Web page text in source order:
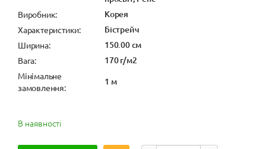
Виробник: Корея
Характеристики: Бістрейч
Ширина: 150.00 см
Вага: 170 г/м2
Мінімальне
замовлення:
1 м
В наявності